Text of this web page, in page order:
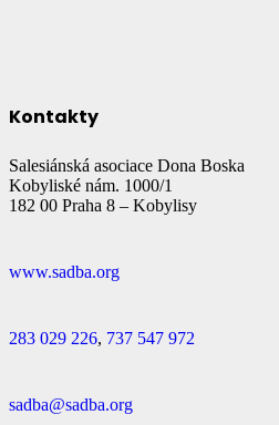
Kontakty
Salesiánská asociace Dona Boska
Kobyliské nám. 1000/1
182 00 Praha 8 – Kobylisy
www.sadba.org
283 029 226, 737 547 972
sadba@sadba.org